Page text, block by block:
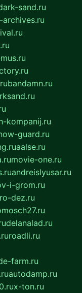
sand.ru
archives.ru
bandamn.ru
kompanij.ru
guard.ru
aalse.ru
movie-one.ru
andreislyusar.ru
i-grom.ru
dez.ru
delanalad.ru
roadli.ru
farm.ru
autodamp.ru
x-ton.ru